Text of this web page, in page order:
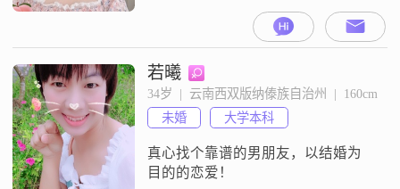
若曦
34岁  |  云南西双版纳傣族自治州  |  160cm
未婚
大学本科
真心找个靠谱的男朋友，以结婚为
目的的恋爱！